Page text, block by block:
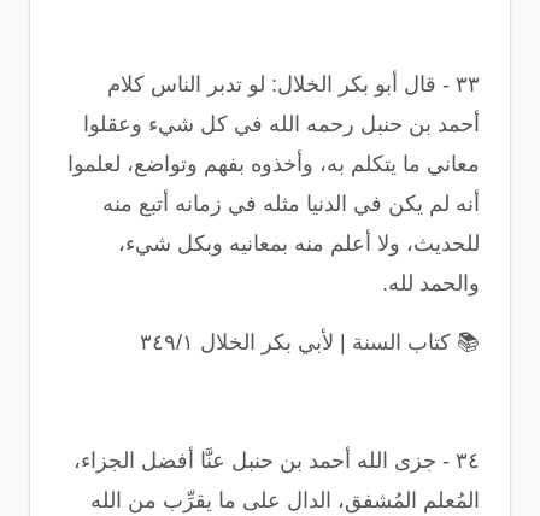
٣٣ - قال أبو بكر الخلال: لو تدبر الناس كلام
أحمد بن حنبل رحمه الله في كل شيء وعقلوا
معاني ما يتكلم به، وأخذوه بفهم وتواضع، لعلموا
أنه لم يكن في الدنيا مثله في زمانه أتبع منه
للحديث، ولا أعلم منه بمعانيه وبكل شيء،
والحمد لله.
📚 كتاب السنة | لأبي بكر الخلال ٣٤٩/١
٣٤ - جزى الله أحمد بن حنبل عنَّا أفضل الجزاء،
المُعلم المُشفق، الدال على ما يقرِّب من الله